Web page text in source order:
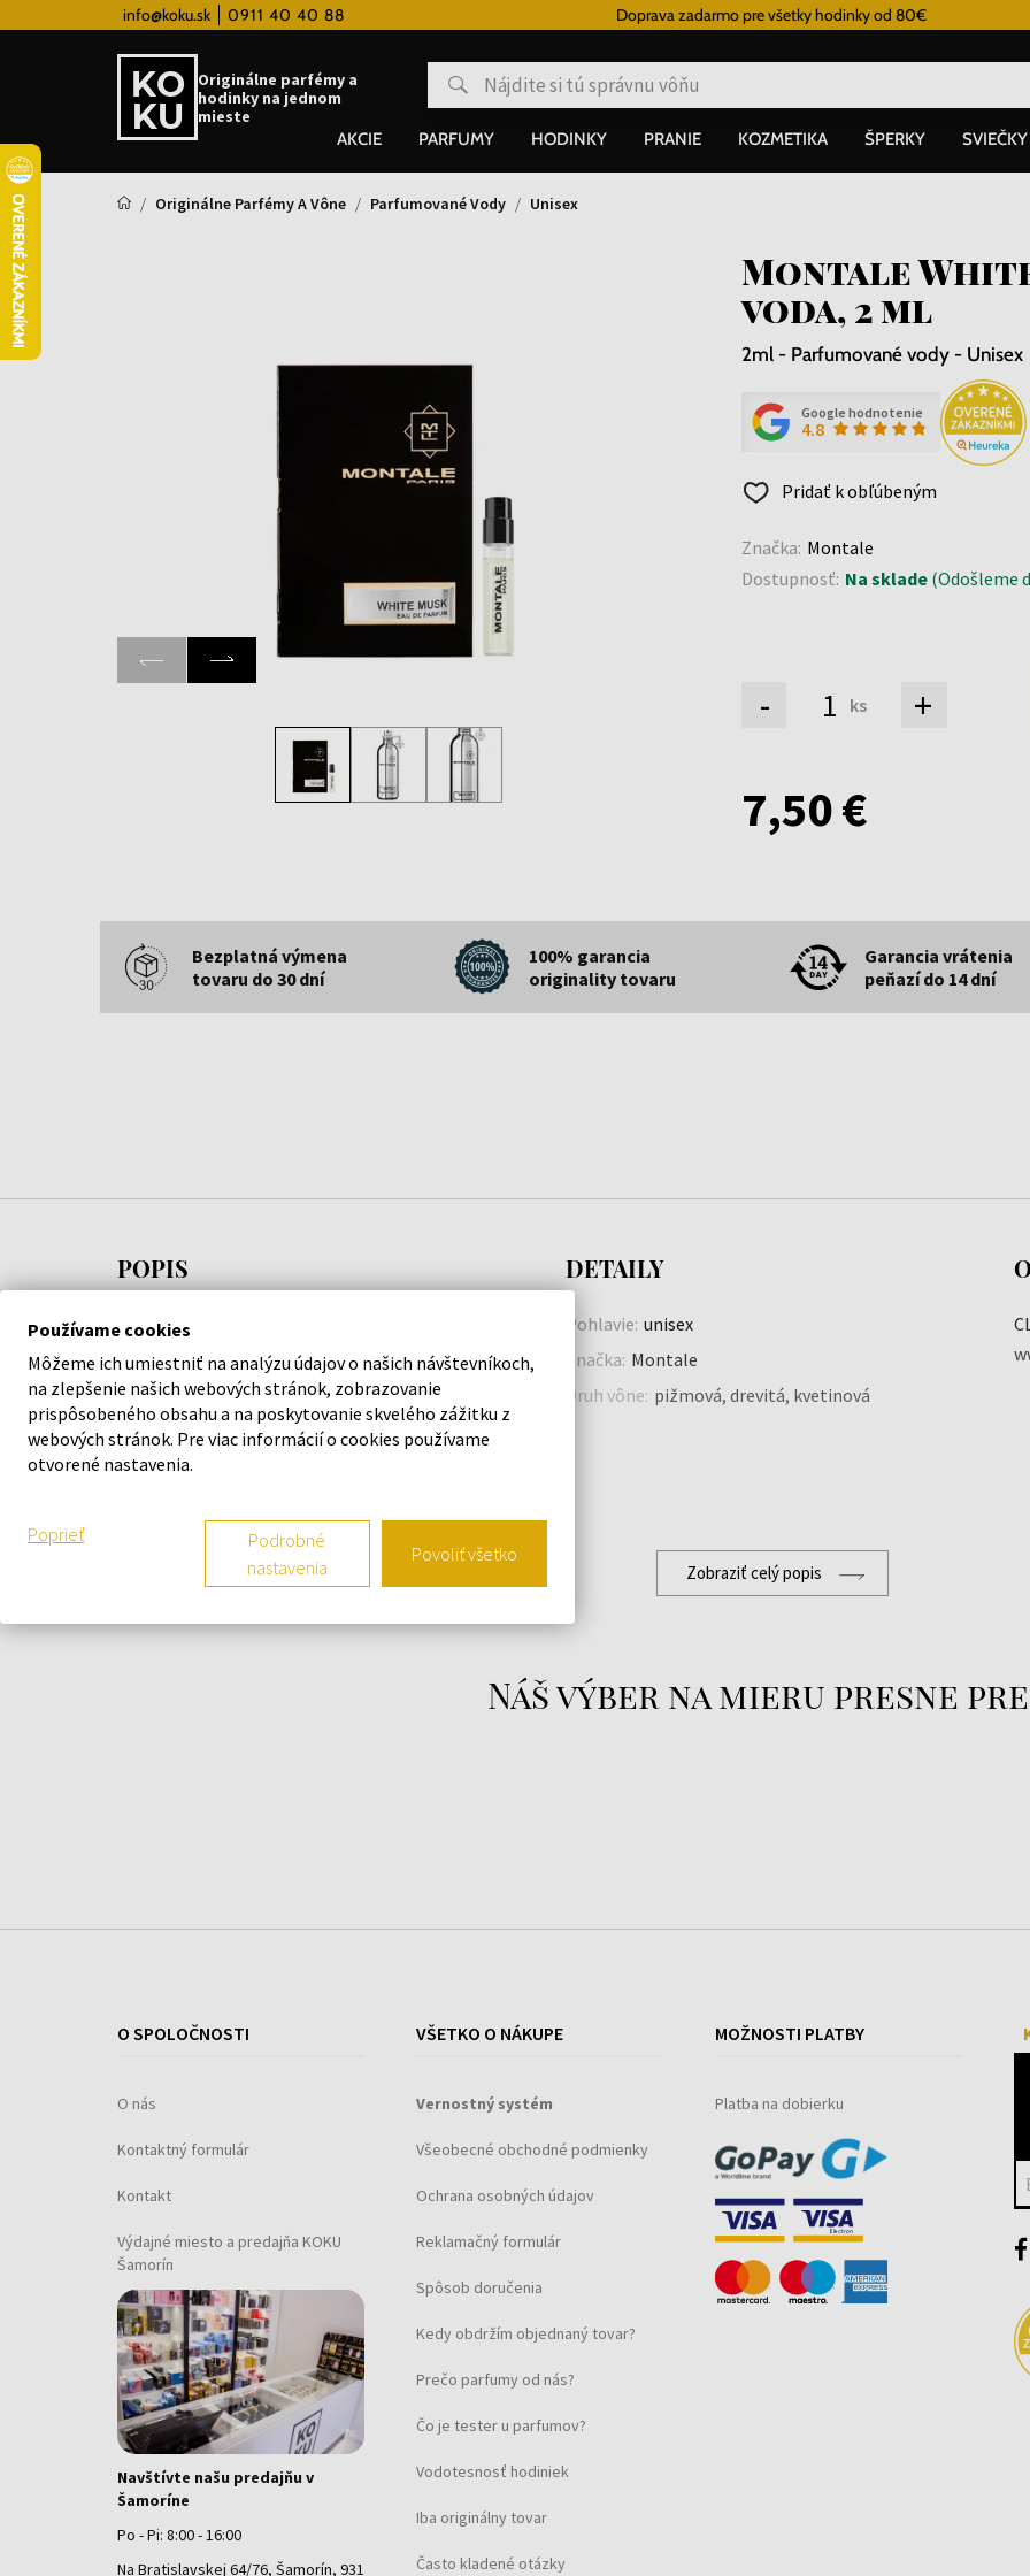
info@koku.sk 0911 40 40 88Vernostný systém Doprava zadarmo pre všetky hodinky od 80€
Originálne parfémy a
hodinky na jednom
mieste
AKCIE PARFUMY HODINKY PRANIE KOZMETIKA ŠPERKY SVIEČKY
Originálne Parfémy A Vône Parfumované Vody Unisex
Montale
voda, 2 ml
2ml - Parfumované vody - Unisex
Google hodnotenie
4.8
Pridať k obľúbeným
Značka: Montale
Dostupnosť: Na sklade(Odošleme
- ks +
7,50 €
Bezplatná výmena
tovaru do 30 dní
100% garancia
originality tovaru
Garancia vrátenia
peňazí do 14 dní
POPIS
White Musk je parfumovaná voda od značky
Montale. Kvetinovo-drevito-pižmová kompozícia
vytvorená s ohľadom na ženy aj mužov.
Vonné tóny:
fialkové listy
pižmo
DETAILY
Pohlavie: unisex
Značka: Montale
Druh vône: pižmová, drevitá, kvetinová
Zobraziť celý popis
Náš výber na mieru presne pre
O SPOLOČNOSTI
O nás
Kontaktný formulár
Kontakt
Výdajné miesto a predajňa KOKU
Šamorín
Navštívte našu predajňu v
Šamoríne
Po - Pi: 8:00 - 16:00
Na Bratislavskej 64/76, Šamorín, 931
VŠETKO O NÁKUPE
Vernostný systém
Všeobecné obchodné podmienky
Ochrana osobných údajov
Reklamačný formulár
Spôsob doručenia
Kedy obdržím objednaný tovar?
Prečo parfumy od nás?
Čo je tester u parfumov?
Vodotesnosť hodiniek
Iba originálny tovar
Často kladené otázky
MOŽNOSTI PLATBY
Platba na dobierku
Používame cookies
Môžeme ich umiestniť na analýzu údajov o našich návštevníkoch,
na zlepšenie našich webových stránok, zobrazovanie
prispôsobeného obsahu a na poskytovanie skvelého zážitku z
webových stránok. Pre viac informácií o cookies používame
otvorené nastavenia.
Poprieť
Podrobné
nastavenia
Povoliť všetko